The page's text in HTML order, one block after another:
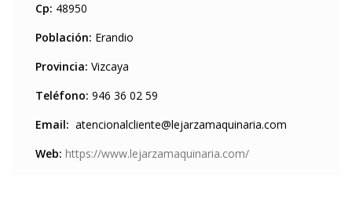
Cp: 48950
Población: Erandio
Provincia: Vizcaya
Teléfono: 946 36 02 59
Email: atencionalcliente@lejarzamaquinaria.com
Web: https://www.lejarzamaquinaria.com/